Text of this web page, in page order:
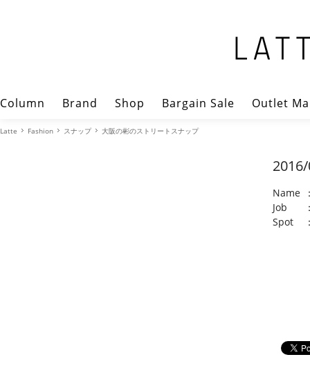
Column Brand Shop Bargain Sale Outlet
Latte Fashion スナップ 大阪の彬のストリートスナップ
Name
Job
Spot